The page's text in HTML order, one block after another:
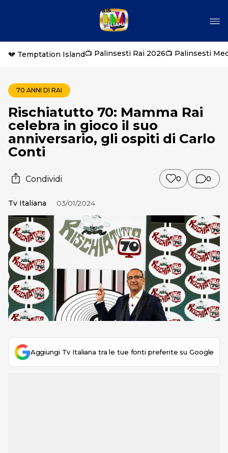
💔 Temptation Island📺 Palinsesti Rai 2026📺 Palinsesti
70 ANNI DI RAI
Rischiatutto 70: Mamma Rai
celebra in gioco il suo
anniversario, gli ospiti di Carlo
Conti
Condividi 0 0
Tv Italiana 03/01/2024
Aggiungi Tv Italiana tra le tue fonti preferite su Google